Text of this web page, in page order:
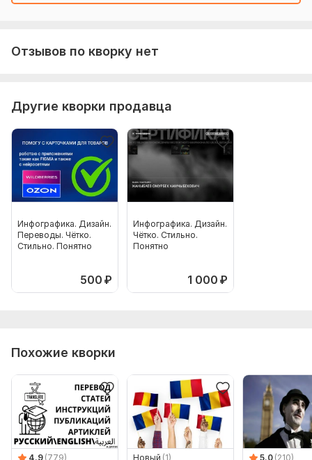
Язык перевода:
Отзывов по кворку нет
Другие кворки продавца
Инфографика. Дизайн.
Переводы. Чётко.
Стильно. Понятно
500 ₽
Инфографика. Дизайн.
Чётко. Стильно.
Понятно
1 000 ₽
Похожие кворки
4.9 (779) Новый (1) 5.0 (210)